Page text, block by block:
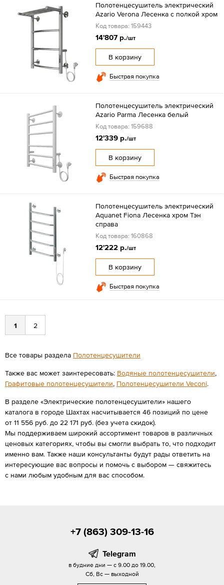
Полотенцесушитель электрический
Azario Verona Лесенка с полкой хром
Код товара: 159443
14'807 р./шт
В корзину
Быстрая покупка
Полотенцесушитель электрический
Azario Parma Лесенка белый
Код товара: 159688
12'339 р./шт
В корзину
Быстрая покупка
Полотенцесушитель электрический
Aquanet Fiona Лесенка хром Тэн
справа
Код товара: 160868
12'222 р./шт
В корзину
Быстрая покупка
1 2
Все товары раздела Полотенцесушители
Также вас может заинтересовать: Водяные полотенцесушители,
Графитовые полотенцесушители, Полотенцесушители Veconi.
В разделе «Электрические полотенцесушители» нашего
каталога в городе Шахтах насчитывается 46 позиций по цене
от 11 556 руб. до 22 171 руб. (без учета скидок).
Мы поддерживаем широкий ассортимент товаров в различных
ценовых категориях, чтобы вы смогли выбрать то, что подходит
именно вам. Также наши консультанты будут рады ответить на
интересующие вас вопросы и помочь с выбором — свяжитесь
с нами любым удобным для вас способом.
+7 (863) 309-13-16
Telegram
в будние дни — с 9.00 до 19.00,
Сб, Вс — выходной